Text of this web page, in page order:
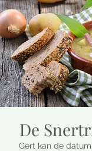
De
Gert kan de